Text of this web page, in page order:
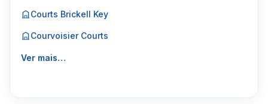
Courts Brickell Key
Courvoisier Courts
Ver mais…